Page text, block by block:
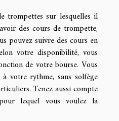
trompettes sur lesquelles il
des cours de trompette,
pouvez suivre des cours en
votre disponibilité, vous
de votre bourse. Vous
votre rythme, sans solfège
Tenez aussi compte
lequel vous voulez la